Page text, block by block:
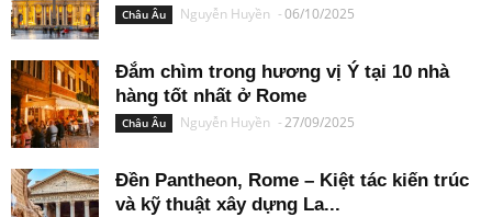
Châu Âu Nguyễn Huyền -06/10/2025
Đắm chìm trong hương vị Ý tại 10 nhà
hàng tốt nhất ở Rome
Châu Âu Nguyễn Huyền -27/09/2025
Đền Pantheon, Rome – Kiệt tác kiến trúc
và kỹ thuật xây dựng La...